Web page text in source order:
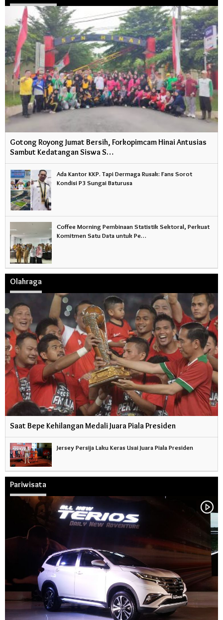
Gotong Royong Jumat Bersih, Forkopimcam Hinai Antusias
Sambut Kedatangan Siswa S…
Ada Kantor KKP. Tapi Dermaga Rusak: Fans Sorot
Kondisi P3 Sungai Baturusa
Coffee Morning Pembinaan Statistik Sektoral, Perkuat
Komitmen Satu Data untuk Pe…
Olahraga
Saat Bepe Kehilangan Medali Juara Piala Presiden
Jersey Persija Laku Keras Usai Juara Piala Presiden
Pariwisata